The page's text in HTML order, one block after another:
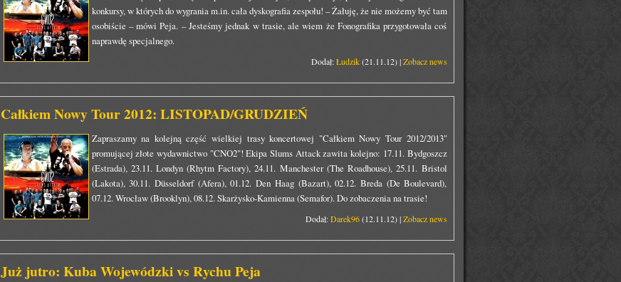
konkursy, w których do wygrania m.in. cała dyskografia zespołu! – Żałuję, że nie możemy być tam
osobiście – mówi Peja. – Jesteśmy jednak w trasie, ale wiem że Fonografika przygotowała coś
naprawdę specjalnego.
Dodał:Łudzik(21.11.12) |Zobacz news
Całkiem Nowy Tour 2012: LISTOPAD/GRUDZIEŃ
Zapraszamy na kolejną część wielkiej trasy koncertowej "Całkiem Nowy Tour 2012/2013"
promującej złote wydawnictwo "CNO2"! Ekipa Slums Attack zawita kolejno: 17.11. Bydgoszcz
(Estrada), 23.11. Londyn (Rhytm Factory), 24.11. Manchester (The Roadhouse), 25.11. Bristol
(Lakota), 30.11. Düsseldorf (Afera), 01.12. Den Haag (Bazart), 02.12. Breda (De Boulevard),
07.12. Wrocław (Brooklyn), 08.12. Skarżysko-Kamienna (Semafor). Do zobaczenia na trasie!
Dodał:Darek96(12.11.12) |Zobacz news
Już jutro: Kuba Wojewódzki vs Rychu Peja